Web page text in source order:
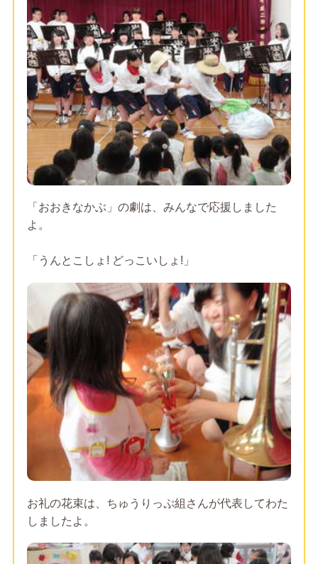
「おおきなかぶ」の劇は、みんなで応援しました
よ。
「うんとこしょ! どっこいしょ!」
お礼の花束は、ちゅうりっぷ組さんが代表してわた
しましたよ。